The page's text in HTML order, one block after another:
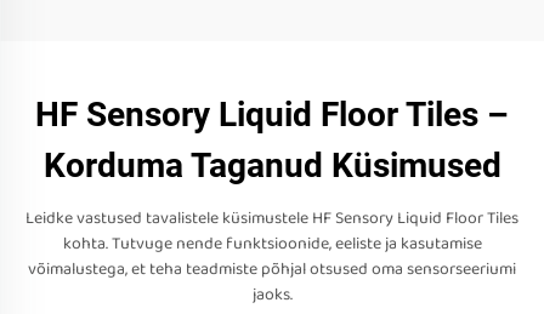
HF Sensory Liquid Floor Tiles –
Korduma Taganud Küsimused
Leidke vastused tavalistele küsimustele HF Sensory Liquid Floor Tiles
kohta. Tutvuge nende funktsioonide, eeliste ja kasutamise
võimalustega, et teha teadmiste põhjal otsused oma sensorseeriumi
jaoks.